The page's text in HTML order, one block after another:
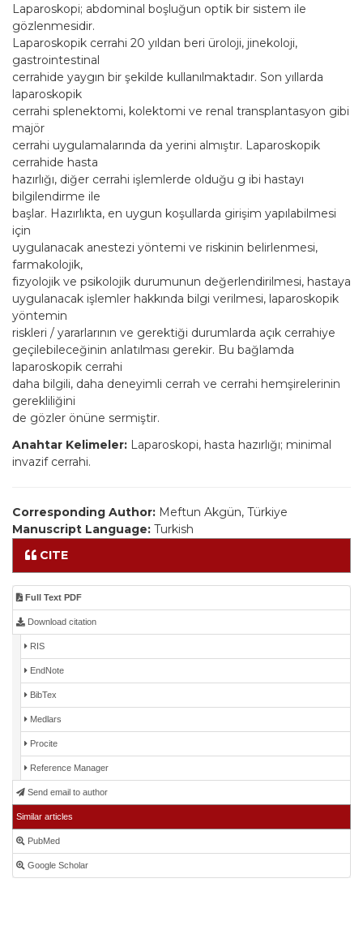
Laparoskopi; abdominal boşluğun optik bir sistem ile
gözlenmesidir.
Laparoskopik cerrahi 20 yıldan beri üroloji, jinekoloji,
gastrointestinal
cerrahide yaygın bir şekilde kullanılmaktadır. Son yıllarda
laparoskopik
cerrahi splenektomi, kolektomi ve renal transplantasyon gibi
majör
cerrahi uygulamalarında da yerini almıştır. Laparoskopik
cerrahide hasta
hazırlığı, diğer cerrahi işlemlerde olduğu g ibi hastayı
bilgilendirme ile
başlar. Hazırlıkta, en uygun koşullarda girişim yapılabilmesi
için
uygulanacak anestezi yöntemi ve riskinin belirlenmesi,
farmakolojik,
fizyolojik ve psikolojik durumunun değerlendirilmesi, hastaya
uygulanacak işlemler hakkında bilgi verilmesi, laparoskopik
yöntemin
riskleri / yararlarının ve gerektiği durumlarda açık cerrahiye
geçilebileceğinin anlatılması gerekir. Bu bağlamda
laparoskopik cerrahi
daha bilgili, daha deneyimli cerrah ve cerrahi hemşirelerinin
gerekliliğini
de gözler önüne sermiştir.
Anahtar Kelimeler: Laparoskopi, hasta hazırlığı; minimal
invazif cerrahi.
Corresponding Author: Meftun Akgün, Türkiye
Manuscript Language: Turkish
CITE
Full Text PDF
Download citation
RIS
EndNote
BibTex
Medlars
Procite
Reference Manager
Send email to author
Similar articles
PubMed
Google Scholar